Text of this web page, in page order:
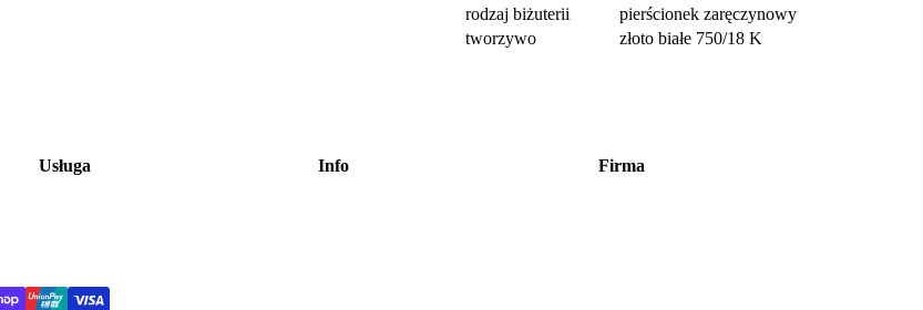
rodzaj biżuterii
pierścionek zaręczynowy
tworzywo
złoto białe 750/18 K
Usługa Info Firma